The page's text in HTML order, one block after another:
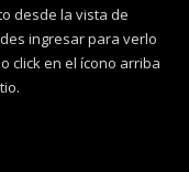
desde la vista de
ingresar para verlo
click en el ícono arriba